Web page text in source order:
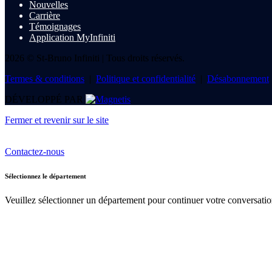
Nouvelles
Carrière
Témoignages
Application MyInfiniti
2026 © St-Bruno Infiniti | Tous droits réservés.
Termes & conditions | Politique et confidentialité | Désabonnement
DÉVELOPPÉ PAR
Fermer et revenir sur le site
Contactez-nous
Sélectionnez le département
Veuillez sélectionner un département pour continuer votre